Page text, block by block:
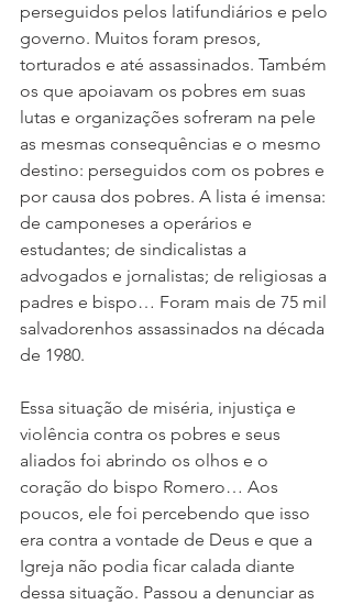
perseguidos pelos latifundiários e pelo
governo. Muitos foram presos,
torturados e até assassinados. Também
os que apoiavam os pobres em suas
lutas e organizações sofreram na pele
as mesmas consequências e o mesmo
destino: perseguidos com os pobres e
por causa dos pobres. A lista é imensa:
de camponeses a operários e
estudantes; de sindicalistas a
advogados e jornalistas; de religiosas a
padres e bispo… Foram mais de 75 mil
salvadorenhos assassinados na década
de 1980.
Essa situação de miséria, injustiça e
violência contra os pobres e seus
aliados foi abrindo os olhos e o
coração do bispo Romero… Aos
poucos, ele foi percebendo que isso
era contra a vontade de Deus e que a
Igreja não podia ficar calada diante
dessa situação. Passou a denunciar as